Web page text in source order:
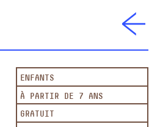
ENFANTS
À PARTIR DE 7 ANS
GRATUIT